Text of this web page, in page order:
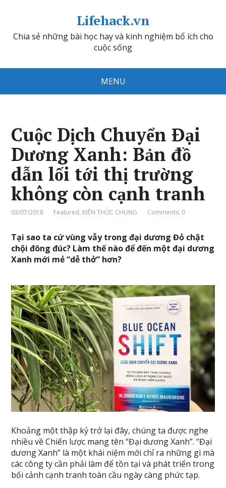
Lifehack.vn
Chia sẻ những bài học hay và kinh nghiệm bổ ích cho
cuộc sống
MENU
Cuộc Dịch Chuyển Đại
Dương Xanh: Bản đồ
dẫn lối tới thị trường
không còn cạnh tranh
03/07/2018 Featured, KIẾN THỨC CHUNG Comments: 0
Tại sao ta cứ vùng vẫy trong đại dương Đỏ chật
chội đông đúc? Làm thế nào để đến một đại dương
Xanh mới mẻ “dễ thở” hơn?
Khoảng một thập kỷ trở lại đây, chúng ta được nghe
nhiều về Chiến lược mang tên “Đại dương Xanh”. “Đại
dương Xanh” là một khái niệm mới chỉ ra những gì mà
các công ty cần phải làm để tồn tại và phát triển trong
bối cảnh cạnh tranh toàn cầu ngày càng phức tạp.